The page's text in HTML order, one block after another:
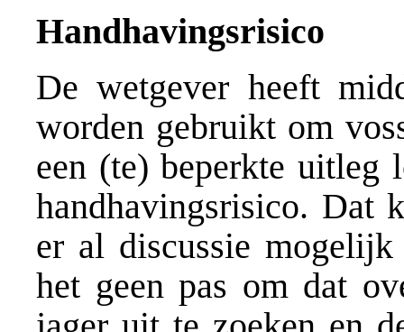
Handhavingsrisico
De wetgever heeft
worden gebruikt om
een (te) beperkte uitleg
handhavingsrisico. Dat
er al discussie
het geen pas om dat